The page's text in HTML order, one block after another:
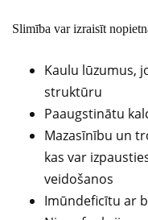
Slimība var izraisīt
Kaulu lūzumus,
struktūru
Paaugstinātu
Mazasīnību un
kas var
veidošanos
Imūndeficītu ar